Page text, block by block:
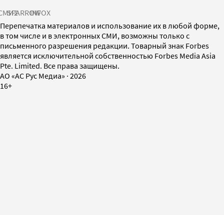
SPARROWINFOX
Перепечатка материалов и использование их в любой форме,
в том числе и в электронных СМИ, возможны только с
письменного разрешения редакции. Товарный знак Forbes
является исключительной собственностью Forbes Media Asia
Pte. Limited. Все права защищены.
AO «АС Рус Медиа» · 2026
16+